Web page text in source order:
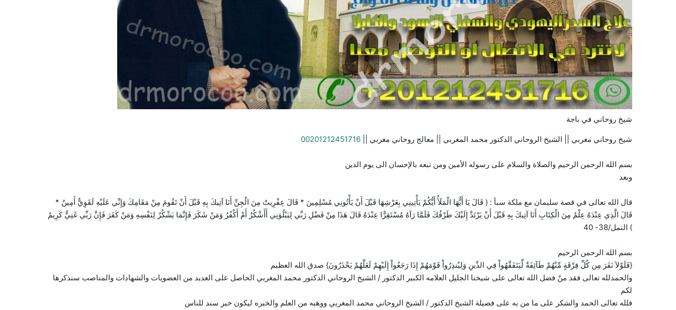
شيخ روحاني في باجة
شيخ روحاني مغربي || الشيخ الروحاني الدكتور محمد المغربي || معالج روحاني مغربي || 00201212451716
بسم الله الرحمن الرحيم والصلاة والسلام على رسوله الأمين ومن تبعه بالإحسان الى يوم الدين
وبعد
قال الله تعالى في قصة سليمان مع ملكة سبأ : ( قَالَ يَا أَيُّهَا الْمَلَأُ أَيُّكُمْ يَأْتِينِي بِعَرْشِهَا قَبْلَ أَنْ يَأْتُونِي مُسْلِمِينَ * قَالَ عِفْرِيتٌ مِنَ الْجِنِّ أَنَا آتِيكَ بِهِ قَبْلَ أَنْ تَقُومَ مِنْ مَقَامِكَ وَإِنِّي عَلَيْهِ لَقَوِيٌّ أَمِينٌ *
قَالَ الَّذِي عِنْدَهُ عِلْمٌ مِنَ الْكِتَابِ أَنَا آتِيكَ بِهِ قَبْلَ أَنْ يَرْتَدَّ إِلَيْكَ طَرْفُكَ فَلَمَّا رَآهُ مُسْتَقِرًّا عِنْدَهُ قَالَ هَذَا مِنْ فَضْلِ رَبِّي لِيَبْلُوَنِي أَأَشْكُرُ أَمْ أَكْفُرُ وَمَنْ شَكَرَ فَإِنَّمَا يَشْكُرُ لِنَفْسِهِ وَمَنْ كَفَرَ فَإِنَّ رَبِّي غَنِيٌّ كَرِيمٌ
) النمل/38- 40
بسم الله الرحمن الرحيم
{فَلَوْلاَ نَفَرَ مِن كُلِّ فِرْقَةٍ مِّنْهُمْ طَآئِفَةٌ لِّيَتَفَقَّهُواْ فِي الدِّينِ وَلِيُنذِرُواْ قَوْمَهُمْ إِذَا رَجَعُواْ إِلَيْهِمْ لَعَلَّهُمْ يَحْذَرُونَ} صدق الله العظيم
والحمدلله تعالى فقد منٌ فضل الله تعالى على شيخنا الجليل العلامه الكبير الدكتور / الشيخ الروحاني الدكتور محمد المغربي الحاصل على العديد من العضويات والشهادات والمناصب سنذكرها
لكم
فلله تعالى الحمد والشكر على ما من به على فضيلة الشيخ الدكتور / الشيخ الروحاني محمد المغربي ووهبه من العلم والخبره ليكون خير سند للناس